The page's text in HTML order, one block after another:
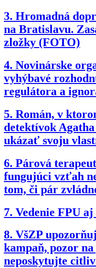
3. Hromadná
na Bratislavu.
zložky (FOTO)
4. Novinárske
vyhýbavé
regulátora a
5. Román, v
detektívok
ukázať svoju
6. Párová
fungujúci vzťah
tom, či pár
7. Vedenie FPU
8. VšZP
kampaň, pozor
neposkytujte